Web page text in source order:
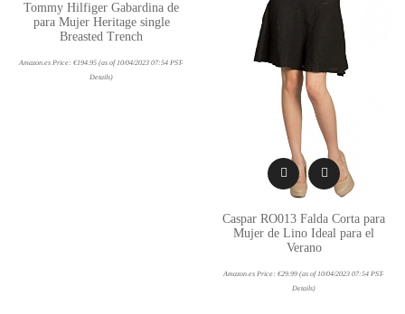
Tommy Hilfiger Gabardina de
para Mujer Heritage single
Breasted Trench
Amazon.es Price: €194.95 (as of 10/04/2023 07:54 PST-
Details)
Caspar RO013 Falda Corta para
Mujer de Lino Ideal para el
Verano
Amazon.es Price: €29.99 (as of 10/04/2023 07:54 PST-
Details)